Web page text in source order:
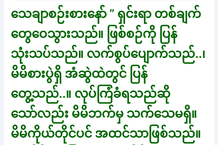
သေချာစဉ်းစားနော် ” ရှင်းရာ တစ်ချက်
တွေဝေသွားသည်။ ဖြစ်စဉ်ကို ပြန်
သုံးသပ်သည်။ လက်စွပ်ပျောက်သည်..၊
မိမိစားပွဲရှိ အံဆွဲထဲတွင် ပြန်
တွေ့သည်..။ လုပ်ကြံခံရသည်ဆို
သော်လည်း မိမိဘက်မှ သက်သေမရှိ။
မိမိကိုယ်တိုင်ပင် အထင်သာဖြစ်သည်။